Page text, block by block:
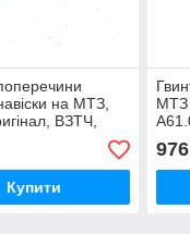
на МТЗ,
ВЗТЧ,
Купити
МТЗ
976